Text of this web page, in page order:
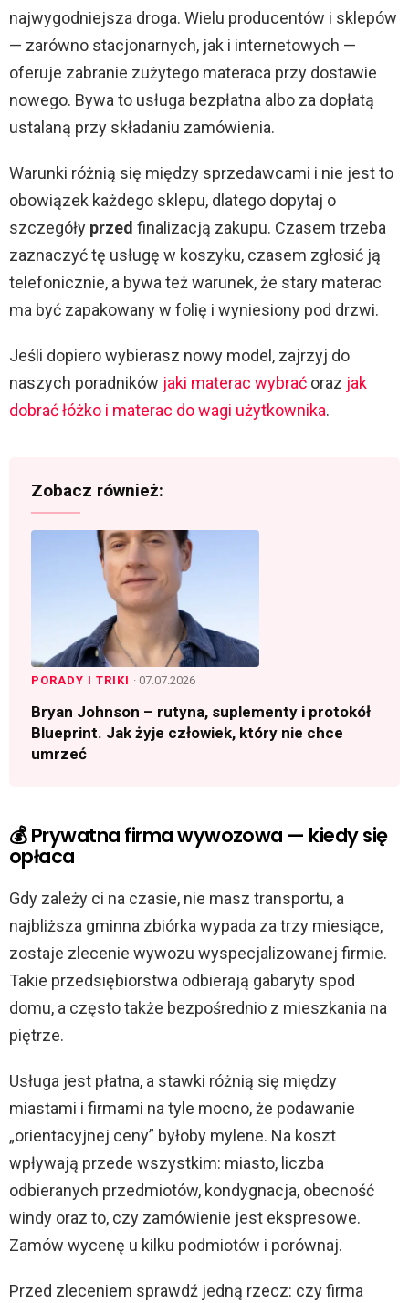
najwygodniejsza droga. Wielu producentów i sklepów
— zarówno stacjonarnych, jak i internetowych —
oferuje zabranie zużytego materaca przy dostawie
nowego. Bywa to usługa bezpłatna albo za dopłatą
ustalaną przy składaniu zamówienia.
Warunki różnią się między sprzedawcami i nie jest to
obowiązek każdego sklepu, dlatego dopytaj o
szczegóły przed finalizacją zakupu. Czasem trzeba
zaznaczyć tę usługę w koszyku, czasem zgłosić ją
telefonicznie, a bywa też warunek, że stary materac
ma być zapakowany w folię i wyniesiony pod drzwi.
Jeśli dopiero wybierasz nowy model, zajrzyj do
naszych poradników jaki materac wybrać oraz jak
dobrać łóżko i materac do wagi użytkownika.
Zobacz również:
PORADY I TRIKI · 07.07.2026
Bryan Johnson – rutyna, suplementy i protokół
Blueprint. Jak żyje człowiek, który nie chce
umrzeć
💰 Prywatna firma wywozowa — kiedy się
opłaca
Gdy zależy ci na czasie, nie masz transportu, a
najbliższa gminna zbiórka wypada za trzy miesiące,
zostaje zlecenie wywozu wyspecjalizowanej firmie.
Takie przedsiębiorstwa odbierają gabaryty spod
domu, a często także bezpośrednio z mieszkania na
piętrze.
Usługa jest płatna, a stawki różnią się między
miastami i firmami na tyle mocno, że podawanie
„orientacyjnej ceny” byłoby mylene. Na koszt
wpływają przede wszystkim: miasto, liczba
odbieranych przedmiotów, kondygnacja, obecność
windy oraz to, czy zamówienie jest ekspresowe.
Zamów wycenę u kilku podmiotów i porównaj.
Przed zleceniem sprawdź jedną rzecz: czy firma